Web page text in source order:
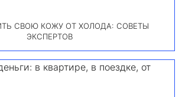
СВОЮ КОЖУ ОТ ХОЛОДА: СОВЕТЫ
ЭКСПЕРТОВ